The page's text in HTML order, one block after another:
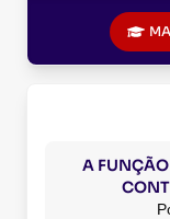
A FUNÇÃO